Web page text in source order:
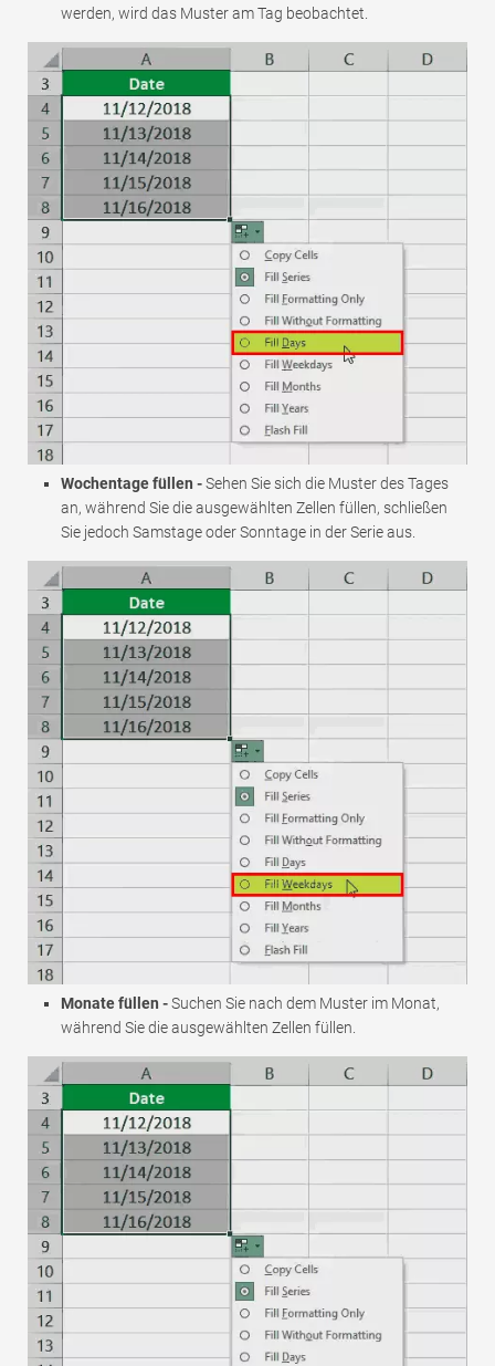
werden, wird das Muster am Tag beobachtet.
Wochentage füllen -Sehen Sie sich die Muster des Tages
an, während Sie die ausgewählten Zellen füllen, schließen
Sie jedoch Samstage oder Sonntage in der Serie aus.
Monate füllen -Suchen Sie nach dem Muster im Monat,
während Sie die ausgewählten Zellen füllen.